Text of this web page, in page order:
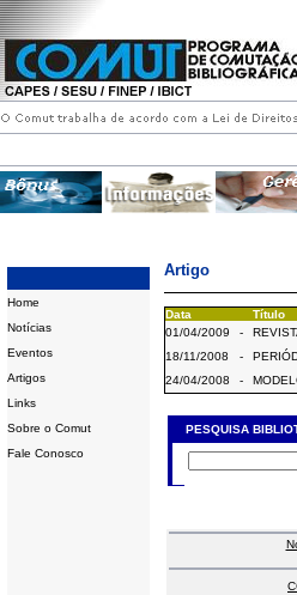
Home
Notícias
Eventos
Artigos
Links
Sobre o Comut
Fale Conosco
Artigo
Data
Título
01/04/2009
-
18/11/2008
-
24/04/2008
-
PESQUISA